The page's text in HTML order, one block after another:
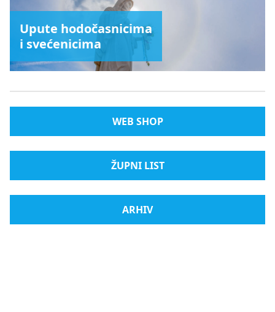
Upute hodočasnicima
i svećenicima
WEB SHOP
ŽUPNI LIST
ARHIV